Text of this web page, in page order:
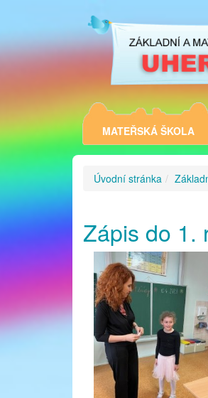
MATEŘSKÁ ŠKOLA
Úvodní stránka
Zápis do 1.